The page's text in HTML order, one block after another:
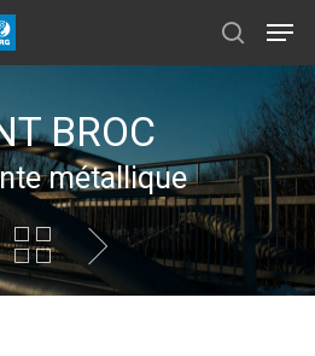
BROC
métallique